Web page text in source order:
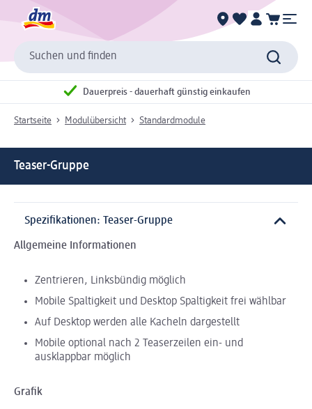
Suchen und finden
Dauerpreis - dauerhaft günstig einkaufen
Startseite Modulübersicht Standardmodule
Teaser-Gruppe
Spezifikationen: Teaser-Gruppe
Allgemeine Informationen
Zentrieren, Linksbündig möglich
Mobile Spaltigkeit und Desktop Spaltigkeit frei wählbar
Auf Desktop werden alle Kacheln dargestellt
Mobile optional nach 2 Teaserzeilen ein- und
ausklappbar möglich
Grafik